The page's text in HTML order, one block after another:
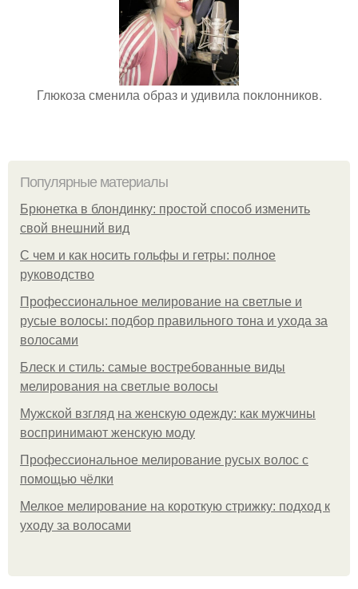
Глюкоза сменила образ и удивила поклонников.
Популярные материалы
Брюнетка в блондинку: простой способ изменить
свой внешний вид
С чем и как носить гольфы и гетры: полное
руководство
Профессиональное мелирование на светлые и
русые волосы: подбор правильного тона и ухода за
волосами
Блеск и стиль: самые востребованные виды
мелирования на светлые волосы
Мужской взгляд на женскую одежду: как мужчины
воспринимают женскую моду
Профессиональное мелирование русых волос с
помощью чёлки
Мелкое мелирование на короткую стрижку: подход к
уходу за волосами